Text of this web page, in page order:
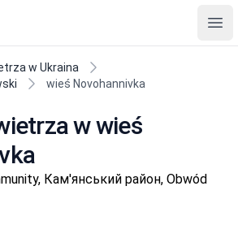
w Ukraina
wieś Novohannivka
w wieś
Кам'янський район, Obwód